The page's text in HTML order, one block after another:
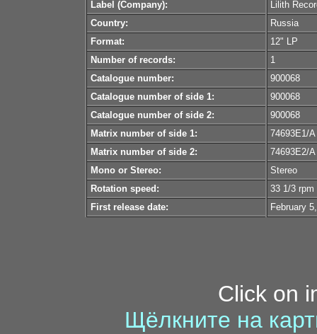
Label (Company):
Lilith
Country:
Russia
Format:
12" LP
Number of records:
1
Catalogue number:
900068
Catalogue number of side 1:
900068
Catalogue number of side 2:
900068
Matrix number of side 1:
74693E1/A
Matrix number of side 2:
74693E2/A
Mono or Stereo:
Stereo
Rotation speed:
33 1/3 rpm
First release date:
February
Click on
Щёлкните на